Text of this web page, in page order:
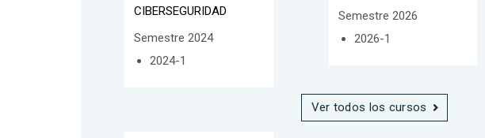
CIBERSEGURIDAD
Semestre 2024
2024-1
Semestre 2026
2026-1
Ver todos los cursos